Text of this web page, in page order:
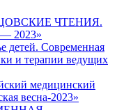
ЧТЕНИЯ.
2023»
детей. Современная
и терапии ведущих
медицинский
весна-2023»